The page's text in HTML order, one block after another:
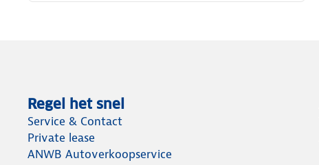
Regel het snel
Service & Contact
Private lease
ANWB Autoverkoopservice